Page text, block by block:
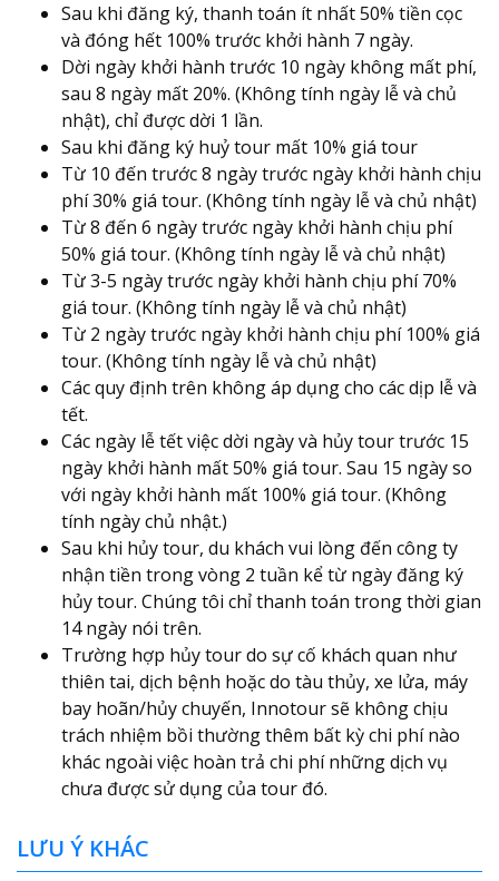
Sau khi đăng ký, thanh toán ít nhất 50% tiền cọc
và đóng hết 100% trước khởi hành 7 ngày.
Dời ngày khởi hành trước 10 ngày không mất phí,
sau 8 ngày mất 20%. (Không tính ngày lễ và chủ
nhật), chỉ được dời 1 lần.
Sau khi đăng ký huỷ tour mất 10% giá tour
Từ 10 đến trước 8 ngày trước ngày khởi hành chịu
phí 30% giá tour. (Không tính ngày lễ và chủ nhật)
Từ 8 đến 6 ngày trước ngày khởi hành chịu phí
50% giá tour. (Không tính ngày lễ và chủ nhật)
Từ 3-5 ngày trước ngày khởi hành chịu phí 70%
giá tour. (Không tính ngày lễ và chủ nhật)
Từ 2 ngày trước ngày khởi hành chịu phí 100% giá
tour. (Không tính ngày lễ và chủ nhật)
Các quy định trên không áp dụng cho các dịp lễ và
tết.
Các ngày lễ tết việc dời ngày và hủy tour trước 15
ngày khởi hành mất 50% giá tour. Sau 15 ngày so
với ngày khởi hành mất 100% giá tour. (Không
tính ngày chủ nhật.)
Sau khi hủy tour, du khách vui lòng đến công ty
nhận tiền trong vòng 2 tuần kể từ ngày đăng ký
hủy tour. Chúng tôi chỉ thanh toán trong thời gian
14 ngày nói trên.
Trường hợp hủy tour do sự cố khách quan như
thiên tai, dịch bệnh hoặc do tàu thủy, xe lửa, máy
bay hoãn/hủy chuyến, Innotour sẽ không chịu
trách nhiệm bồi thường thêm bất kỳ chi phí nào
khác ngoài việc hoàn trả chi phí những dịch vụ
chưa được sử dụng của tour đó.
LƯU Ý KHÁC